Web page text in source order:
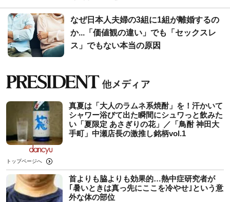
なぜ日本人夫婦の3組に1組が離婚するの
か...「価値観の違い」でも「セックスレ
ス」でもない本当の原因
真夏は「大人のラムネ系焼酎」を！汗かいて
シャワー浴びて出た瞬間にシュワっと飲みた
い「夏限定 あさぎりの花」／「鳥酎 神田大
手町」中瀬店長の激推し銘柄vol.1
トップページへ
首よりも脇よりも効果的…熱中症研究者が
｢暑いときは真っ先にここを冷やせ｣という意
外な体の部位